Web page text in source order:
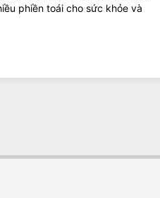
phiền toái cho sức khỏe và